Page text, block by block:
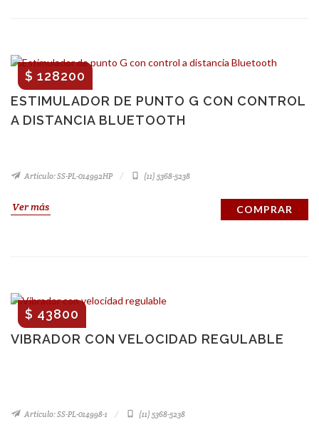
ESTIMULADOR DE PUNTO G CON CONTROL
A DISTANCIA BLUETOOTH
$ 128200
Artículo: SS-PL-014992HP (11) 5368-5238
Ver más COMPRAR
VIBRADOR CON VELOCIDAD REGULABLE
$ 43800
Artículo: SS-PL-014998-1 (11) 5368-5238